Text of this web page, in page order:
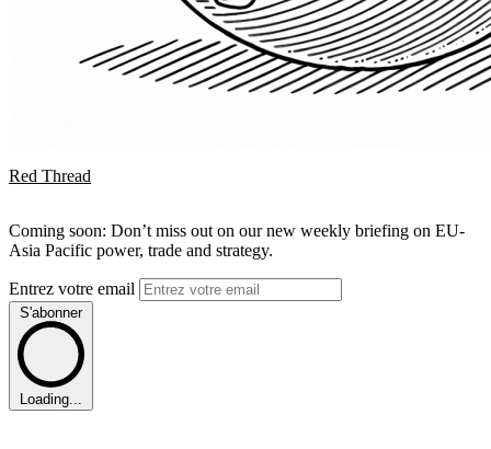
Red Thread
Coming soon: Don’t miss out on our new weekly briefing on EU-
Asia Pacific power, trade and strategy.
Entrez votre email
S'abonner
Loading...